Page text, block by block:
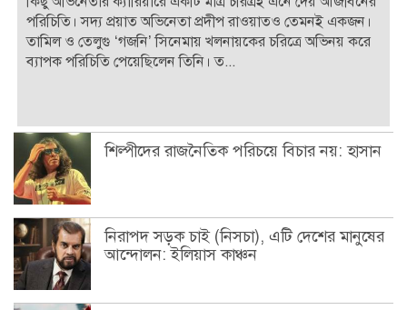
পরিচিতি। সদ্য প্রয়াত অভিনেতা প্রদীপ রাওয়াতও তেমনই একজন।
তামিল ও তেলুগু ‘গজনি’ সিনেমায় খলনায়কের চরিত্রে অভিনয় করে
ব্যাপক পরিচিতি পেয়েছিলেন তিনি। ত...
শিল্পীদের রাজনৈতিক পরিচয়ে বিচার নয়: হাসান
নিরাপদ সড়ক চাই (নিসচা), এটি দেশের মানুষের
আন্দোলন: ইলিয়াস কাঞ্চন